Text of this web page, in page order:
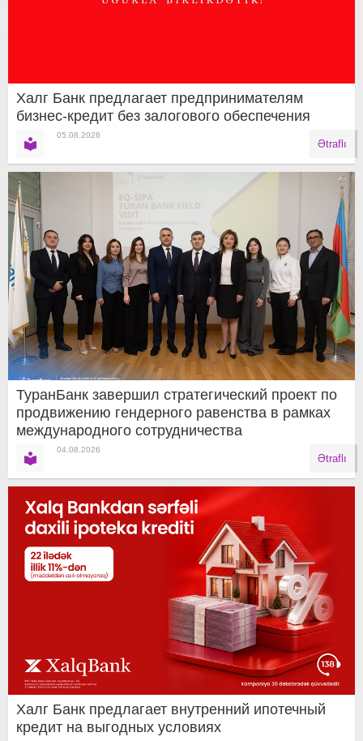
Халг Банк предлагает предпринимателям
бизнес-кредит без залогового обеспечения
05.08.2026
Ətraflı
ТуранБанк завершил стратегический проект по
продвижению гендерного равенства в рамках
международного сотрудничества
04.08.2026
Ətraflı
Халг Банк предлагает внутренний ипотечный
кредит на выгодных условиях